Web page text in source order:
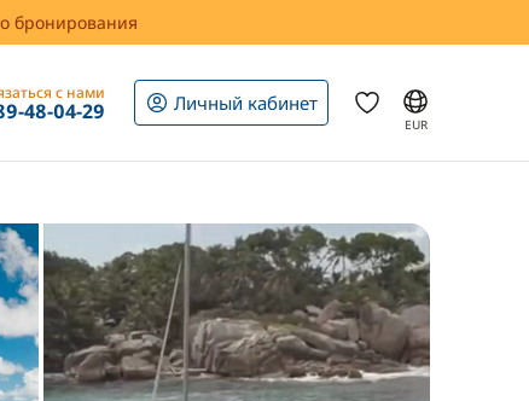
бронирования
с нами
48-04-29 Личный кабинет
EUR